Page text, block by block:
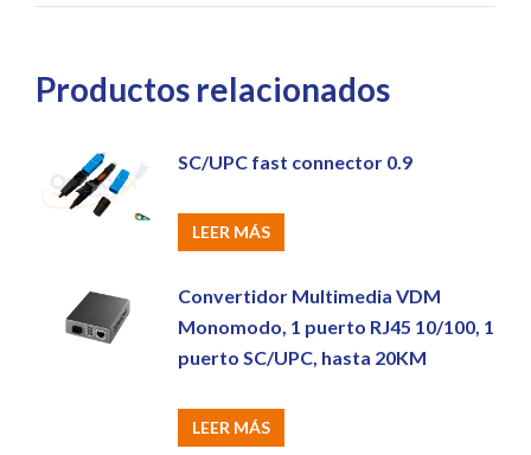
Productos relacionados
SC/UPC fast connector 0.9
LEER MÁS
Convertidor Multimedia VDM
Monomodo, 1 puerto RJ45 10/100, 1
puerto SC/UPC, hasta 20KM
LEER MÁS